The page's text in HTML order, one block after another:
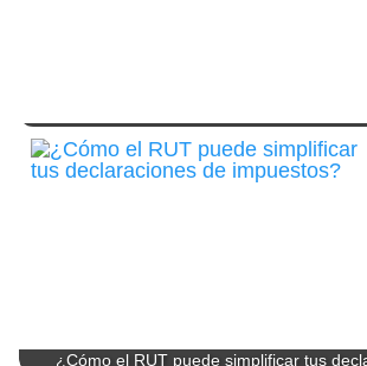
¿Cómo el RUT puede simplificar tus